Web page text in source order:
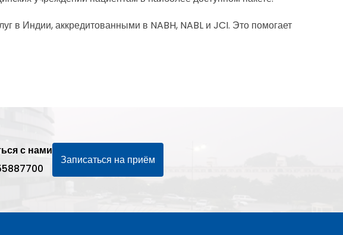
в Индии, аккредитованными в NABH, NABL и JCI. Это помогает
с нами
Записаться на приём